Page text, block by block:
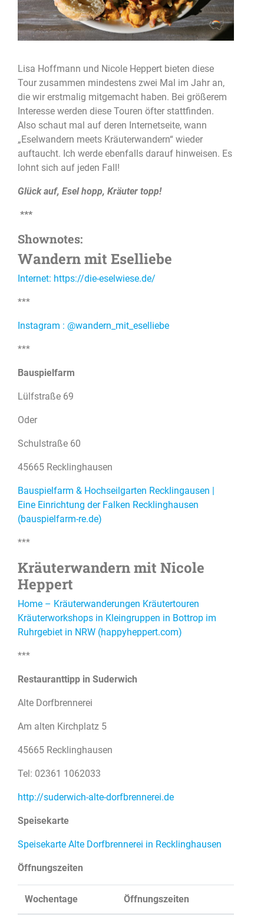
Lisa Hoffmann und Nicole Heppert bieten diese
Tour zusammen mindestens zwei Mal im Jahr an,
die wir erstmalig mitgemacht haben. Bei größerem
Interesse werden diese Touren öfter stattfinden.
Also schaut mal auf deren Internetseite, wann
„Eselwandern meets Kräuterwandern“ wieder
auftaucht. Ich werde ebenfalls darauf hinweisen. Es
lohnt sich auf jeden Fall!
Glück auf, Esel hopp, Kräuter topp!
***
Shownotes:
Wandern mit Eselliebe
Internet: https://die-eselwiese.de/
***
Instagram : @wandern_mit_eselliebe
***
Bauspielfarm
Lülfstraße 69
Oder
Schulstraße 60
45665 Recklinghausen
Bauspielfarm & Hochseilgarten Recklingausen |
Eine Einrichtung der Falken Recklinghausen
(bauspielfarm-re.de)
***
Kräuterwandern mit Nicole
Heppert
Home – Kräuterwanderungen Kräutertouren
Kräuterworkshops in Kleingruppen in Bottrop im
Ruhrgebiet in NRW (happyheppert.com)
***
Restauranttipp in Suderwich
Alte Dorfbrennerei
Am alten Kirchplatz 5
45665 Recklinghausen
Tel: 02361 1062033
http://suderwich-alte-dorfbrennerei.de
Speisekarte
Speisekarte Alte Dorfbrennerei in Recklinghausen
Öffnungszeiten
Wochentage Öffnungszeiten